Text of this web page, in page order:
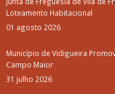
Loteamento Habitacional
01 agosto 2026
Município de Vidigueira
Campo Maior
31 julho 2026